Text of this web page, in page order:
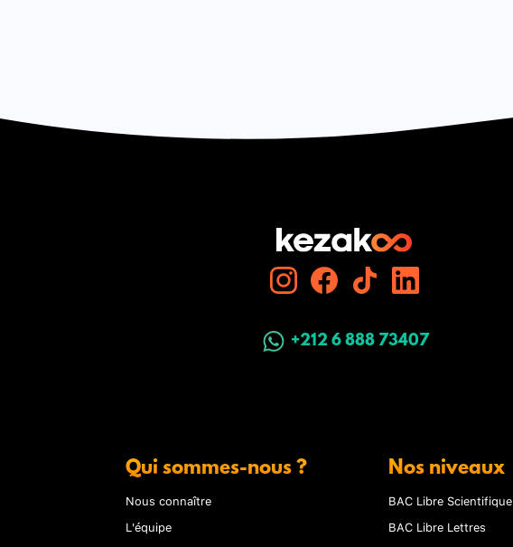
+212 6 888 73407
Qui sommes-nous ?
Nous connaître
L'équipe
Nos niveaux
BAC Libre Scientifique
BAC Libre Lettres